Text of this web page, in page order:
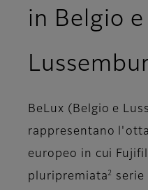
in Belgio e
BeLux (Belgio e
rappresentano
europeo in cui
pluripremiata 2
serie